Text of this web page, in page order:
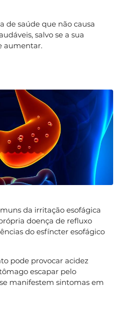
de saúde que não causa
salvo se a sua
aumentar.
da irritação esofágica
doença de refluxo
do esfíncter esofágico
pode provocar acidez
escapar pelo
manifestem sintomas em